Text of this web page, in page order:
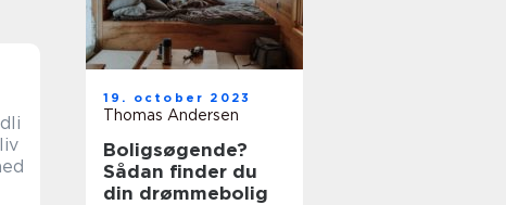
19. october 2023
Thomas Andersen
Boligsøgende?
Sådan finder du
din drømmebolig